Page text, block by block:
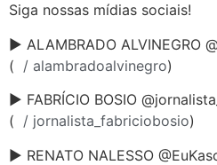
Siga nossas mídias sociais!
► ALAMBRADO ALVINEGRO
( / alambradoalvinegro)
► FABRÍCIO BOSIO
( / jornalista_fabriciobosio)
► RENATO NALESSO